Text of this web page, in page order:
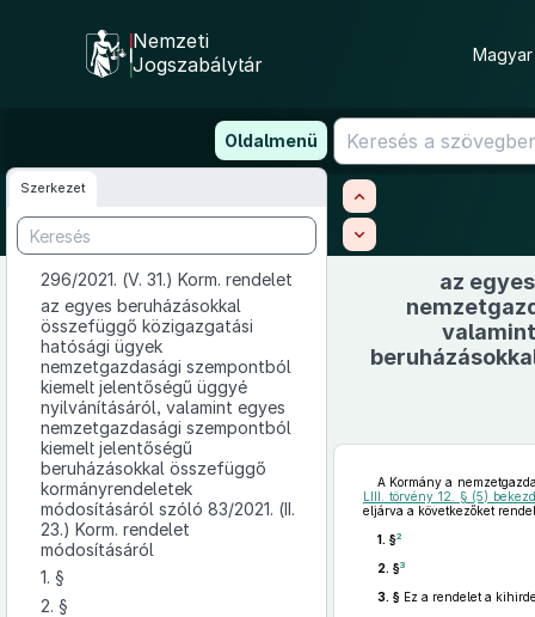
tartalomra
Nemzeti
Jogszabálytár
Oldalmenü
Szerkezet
296/2021. (V. 31.) Korm. rendelet
az egyes beruházásokkal
összefüggő közigazgatási
hatósági ügyek
nemzetgazdasági szempontból
kiemelt jelentőségű üggyé
nyilvánításáról, valamint egyes
nemzetgazdasági szempontból
kiemelt jelentőségű
beruházásokkal összefüggő
kormányrendeletek
módosításáról szóló 83/2021. (II.
23.) Korm. rendelet
módosításáról
1. §
2. §
az
A Kormány a
LIII. törvény 12. § (5)
eljárva a következőket
1. §2
2. §3
3. §Ez a rendelet a